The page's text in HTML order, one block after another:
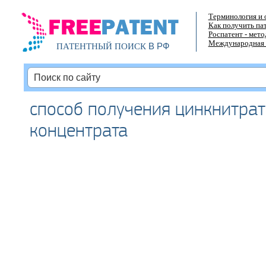
ПАТЕНТНЫЙ ПОИСКВ РФ
Терминология и
Как получить
Роспатент -
Международная
способ получения
концентрата